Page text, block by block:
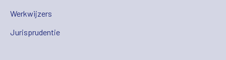
Werkwijzers
Jurisprudentie